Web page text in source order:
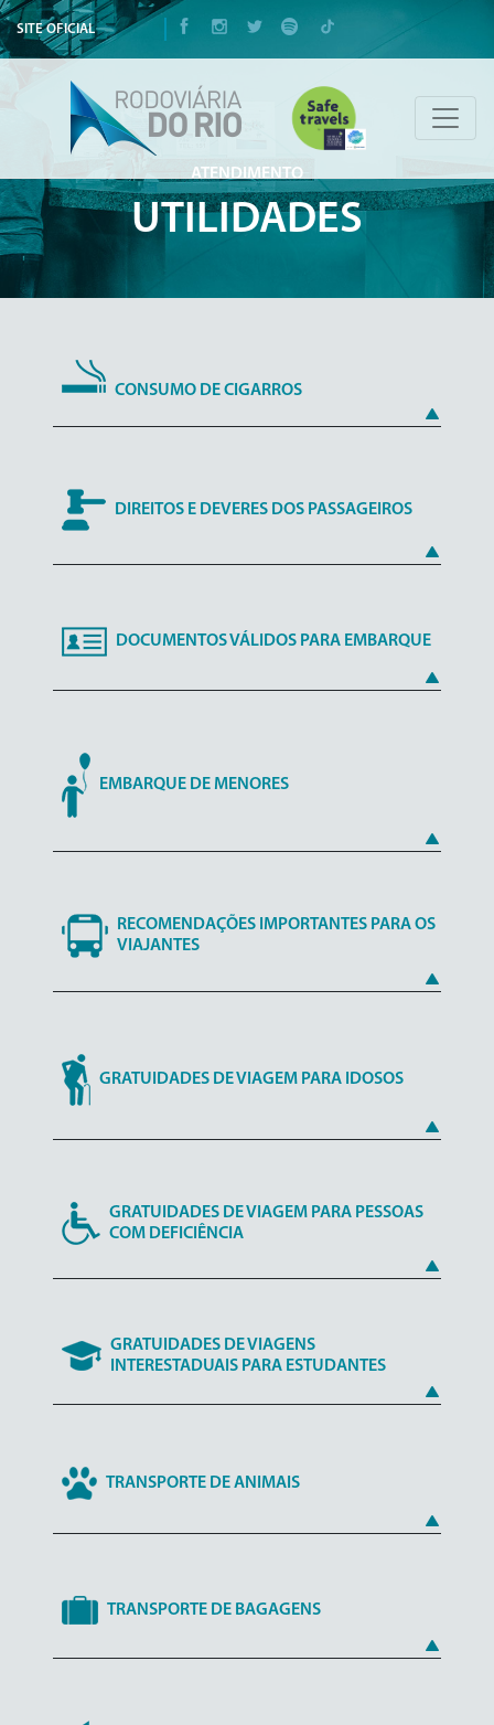
SITE OFICIAL
ATENDIMENTO
UTILIDADES
CONSUMO DE CIGARROS
DIREITOS E DEVERES DOS PASSAGEIROS
DOCUMENTOS VÁLIDOS PARA EMBARQUE
EMBARQUE DE MENORES
RECOMENDAÇÕES IMPORTANTES PARA OS
VIAJANTES
GRATUIDADES DE VIAGEM PARA IDOSOS
GRATUIDADES DE VIAGEM PARA PESSOAS
COM DEFICIÊNCIA
GRATUIDADES DE VIAGENS
INTERESTADUAIS PARA ESTUDANTES
TRANSPORTE DE ANIMAIS
TRANSPORTE DE BAGAGENS